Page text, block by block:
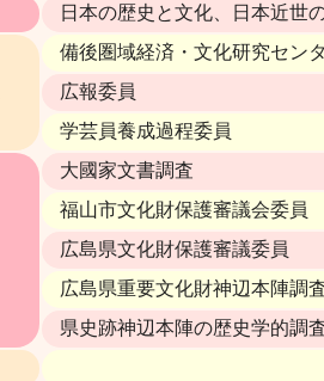
日本の歴史と文化、日本近世
備後圏域経済・文化研究セン
広報委員
学芸員養成過程委員
大國家文書調査
福山市文化財保護審議会委員
広島県文化財保護審議委員
広島県重要文化財神辺本陣調
県史跡神辺本陣の歴史学的調